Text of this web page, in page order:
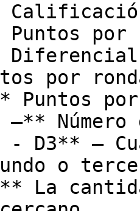
por
por
Puntos
Número
D3** –
o
La